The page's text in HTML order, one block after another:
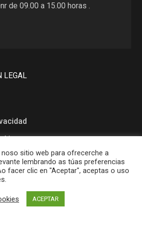
de 09.00 a 15.00 horas .
LEGAL
sitio web para ofrecerche a
lembrando as túas preferencias
facer clic en "Aceptar", aceptas o uso
ACEPTAR